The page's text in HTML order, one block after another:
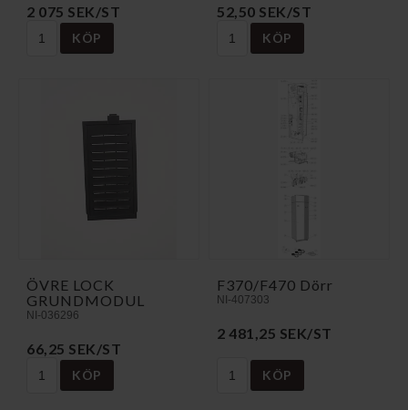
2 075 SEK/ST
KÖP
52,50 SEK/ST
KÖP
ÖVRE LOCK
GRUNDMODUL
NI-036296
66,25 SEK/ST
KÖP
F370/F470 Dörr
NI-407303
2 481,25 SEK/ST
KÖP